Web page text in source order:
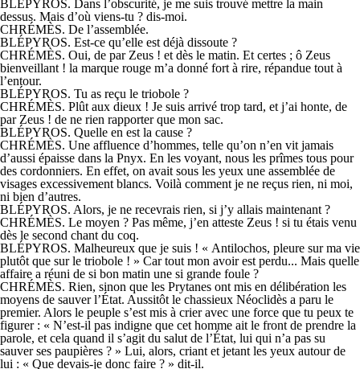
BLÉPYROS. Dans l’obscurité, je me suis trouvé mettre la main
dessus. Mais d’où viens-tu ? dis-moi.
CHRÉMÈS. De l’assemblée.
BLÉPYROS. Est-ce qu’elle est déjà dissoute ?
CHRÉMÈS. Oui, de par Zeus ! et dès le matin. Et certes ; ô Zeus
bienveillant ! la marque rouge m’a donné fort à rire, répandue tout à
l’entour.
BLÉPYROS. Tu as reçu le triobole ?
CHRÉMÈS. Plût aux dieux ! Je suis arrivé trop tard, et j’ai honte, de
par Zeus ! de ne rien rapporter que mon sac.
BLÉPYROS. Quelle en est la cause ?
CHRÉMÈS. Une affluence d’hommes, telle qu’on n’en vit jamais
d’aussi épaisse dans la Pnyx. En les voyant, nous les prîmes tous pour
des cordonniers. En effet, on avait sous les yeux une assemblée de
visages excessivement blancs. Voilà comment je ne reçus rien, ni moi,
ni bien d’autres.
BLÉPYROS. Alors, je ne recevrais rien, si j’y allais maintenant ?
CHRÉMÈS. Le moyen ? Pas même, j’en atteste Zeus ! si tu étais venu
dès le second chant du coq.
BLÉPYROS. Malheureux que je suis ! « Antilochos, pleure sur ma vie
plutôt que sur le triobole ! » Car tout mon avoir est perdu... Mais quelle
affaire a réuni de si bon matin une si grande foule ?
CHRÉMÈS. Rien, sinon que les Prytanes ont mis en délibération les
moyens de sauver l’État. Aussitôt le chassieux Néoclidès a paru le
premier. Alors le peuple s’est mis à crier avec une force que tu peux te
figurer : « N’est-il pas indigne que cet homme ait le front de prendre la
parole, et cela quand il s’agit du salut de l’État, lui qui n’a pas su
sauver ses paupières ? » Lui, alors, criant et jetant les yeux autour de
lui : « Que devais-je donc faire ? » dit-il.